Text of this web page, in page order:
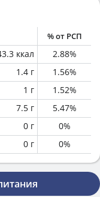
% от РСП
ккал 2.88%
1.4 г 1.56%
1 г 1.52%
7.5 г 5.47%
0 г 0%
0 г 0%